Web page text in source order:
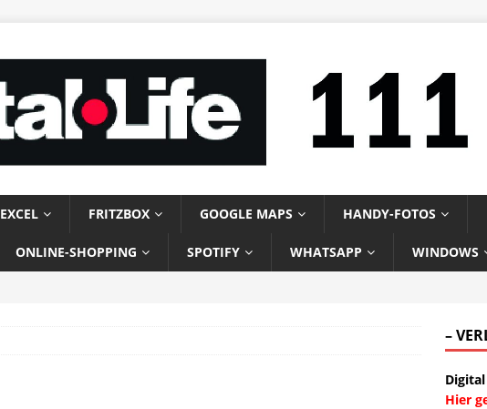
EXCEL FRITZBOX GOOGLE MAPS HANDY-FOTOS
ONLINE-SHOPPING SPOTIFY WHATSAPP WINDOWS
–
Hier